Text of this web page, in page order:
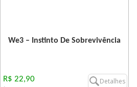
We3 – Instinto De Sobrevivência
R$ 22,90 Detalhes